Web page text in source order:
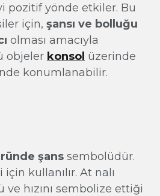
pozitif yönde etkiler. Bu
için, şansı ve bolluğu
olması amacıyla
objeler konsol üzerinde
konumlanabilir.
şans sembolüdür.
kullanılır. At nalı
hızını sembolize ettiği